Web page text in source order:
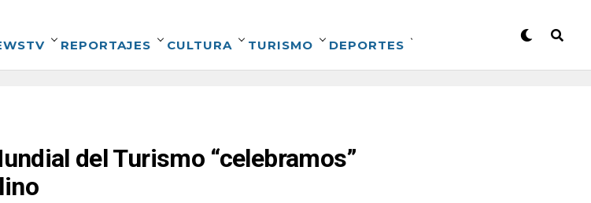
REPORTAJES CULTURA TURISMO DEPORTES
del Turismo “celebramos”